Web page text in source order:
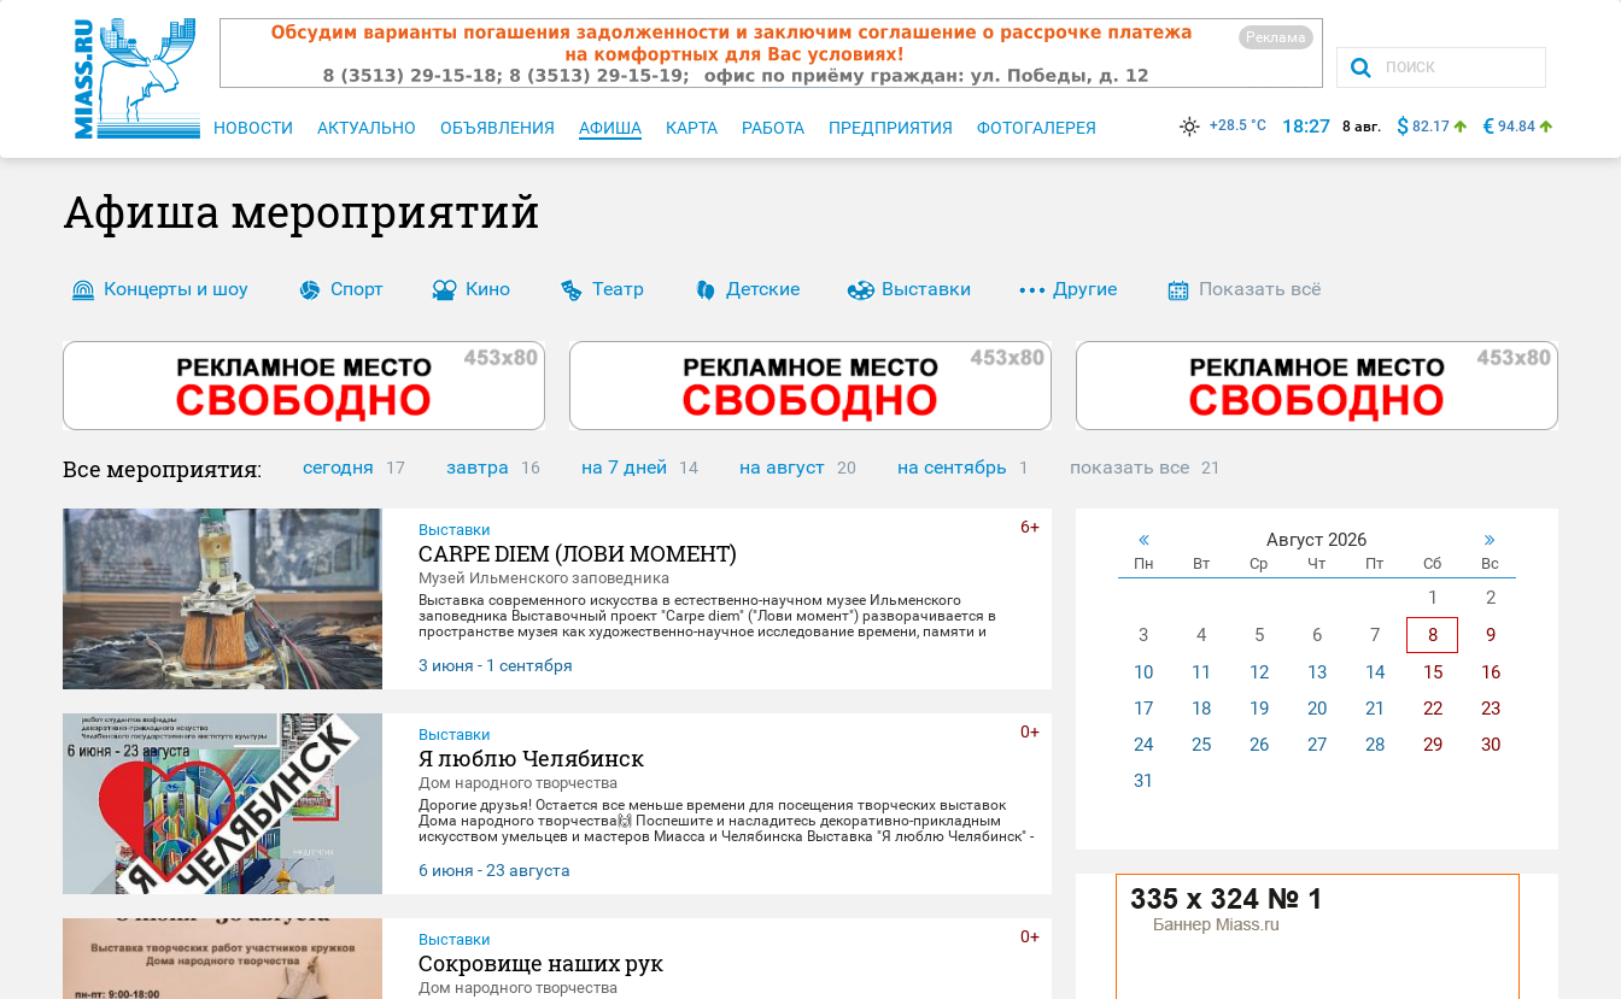
Реклама
НОВОСТИ АКТУАЛЬНО ОБЪЯВЛЕНИЯ АФИША КАРТА РАБОТА ПРЕДПРИЯТИЯ ФОТОГАЛЕРЕЯ +28.5 °C 18:27 8 авг. $ 82.17 € 94.84
Афиша мероприятий
Концерты и шоу Спорт Кино Театр Детские Выставки Другие Показать всё
Все мероприятия: сегодня 17 завтра 16 на 7 дней 14 на август 20 на сентябрь 1 показать все 21
Выставки
CARPE DIEM (ЛОВИ МОМЕНТ)
Музей Ильменского заповедника
Выставка современного искусства в естественно-научном музее Ильменского
заповедника Выставочный проект "Carpe diem" ("Лови момент") разворачивается в
пространстве музея как художественно-научное исследование времени, памяти и
концептуального искусства, экспозиция предлагает зрителю остановиться в моменте
"здесь и сейчас", чтобы заглянуть одновременно в далекое прошлое Земли и в её
3 июня - 1 сентября
6+
Выставки
Я люблю Челябинск
Дом народного творчества
Дорогие друзья! Остается все меньше времени для посещения творческих выставок
Дома народного творчества🙌 Поспешите и насладитесь декоративно-прикладным
искусством умельцев и мастеров Миасса и Челябинска Выставка "Я люблю Челябинск" -
декоративно-прикладного искусства ЧГИК. Увидеть представленные работы можно до
6 июня - 23 августа
0+
Выставки
Сокровище наших рук
Дом народного творчества
0+
Август 2026
Пн Вт Ср Чт Пт Сб Вс
1
2
3
4 5 6 7 8
9
10
11 12 13 14 15
16
17
18 19 20 21 22
23
24
25 26 27 28 29
30
31